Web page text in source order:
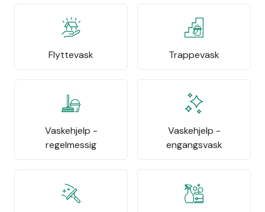
Flyttevask Trappevask
Vaskehjelp -
regelmessig
Vaskehjelp -
engangsvask